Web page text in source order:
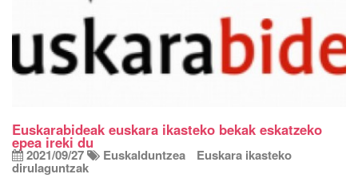
Euskarabideak euskara ikasteko bekak eskatzeko
epea ireki du
2021/09/27 Euskalduntzea Euskara ikasteko
dirulaguntzak